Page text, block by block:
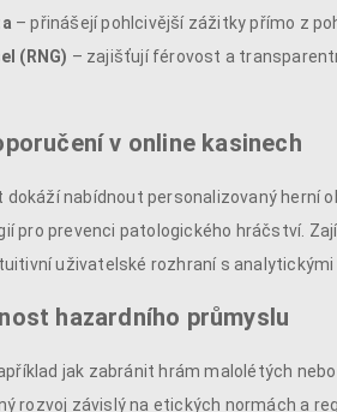
– přinášejí pohlcivější zážitky přímo z
(RNG) – zajišťují férovost a
v online kasinech
nabídnout personalizovaný herní
pro prevenci patologického hráčství.
uživatelské rozhraní s
hazardního průmyslu
jak zabránit hrám malolétých
rozvoj závislý na etických normách a